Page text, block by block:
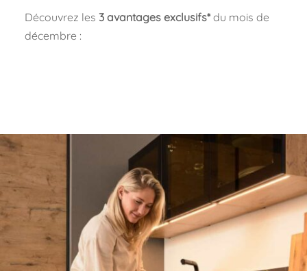
Découvrez les 3 avantages exclusifs*du mois de
décembre :